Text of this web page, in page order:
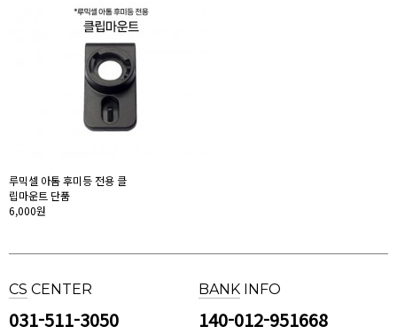
루믹셀 아톰 후미등 전용 클
립마운트 단품
6,000원
CS CENTER
031-511-3050
BANK INFO
140-012-951668